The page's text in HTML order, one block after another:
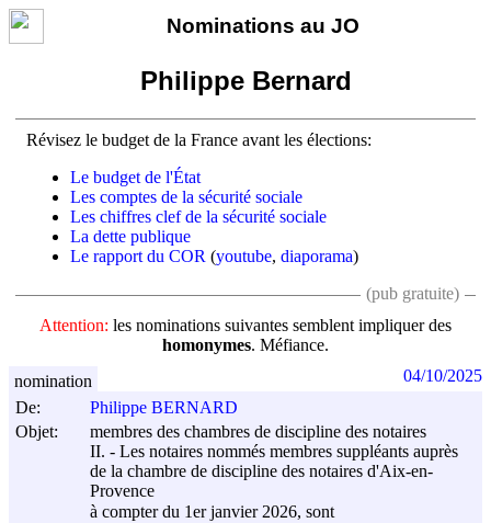
Nominations au JO
Philippe Bernard
Révisez le budget de la France avant les élections:
Le budget de l'État
Les comptes de la sécurité sociale
Les chiffres clef de la sécurité sociale
La dette publique
Le rapport du COR (youtube, diaporama)
(pub gratuite)
Attention: les nominations suivantes semblent impliquer des
homonymes. Méfiance.
De:
Philippe BERNARD
Objet:
membres des chambres de discipline des notaires
II. - Les notaires nommés membres suppléants auprès
de la chambre de discipline des notaires d'Aix-en-
Provence
à compter du 1er janvier 2026, sont
nomination 04/10/2025